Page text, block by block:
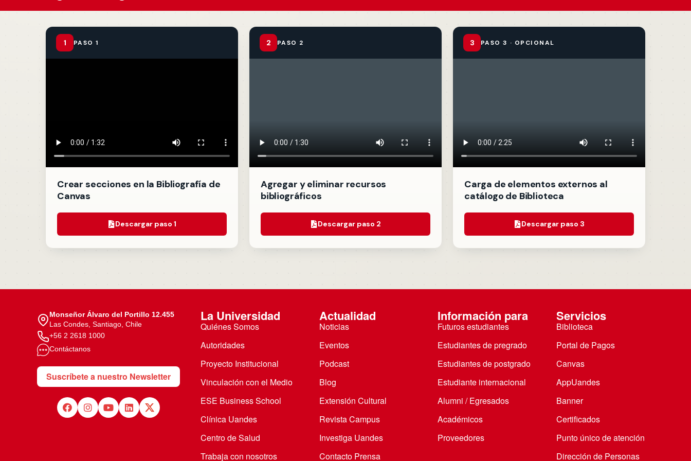
1 PASO 1
Crear secciones en la Bibliografía de
Canvas
Descargar paso 1
2 PASO 2
Agregar y eliminar recursos
bibliográficos
Descargar paso 2
3 PASO 3 · OPCIONAL
Carga de elementos externos al
catálogo de Biblioteca
Descargar paso 3
Monseñor Álvaro del Portillo 12.455
Las Condes, Santiago, Chile
+56 2 2618 1000
Contáctanos
Suscríbete a nuestro Newsletter
La Universidad
Quiénes Somos
Autoridades
Proyecto Institucional
Vinculación con el Medio
ESE Business School
Clínica Uandes
Centro de Salud
Trabaja con nosotros
Actualidad
Noticias
Eventos
Podcast
Blog
Extensión Cultural
Revista Campus
Investiga Uandes
Contacto Prensa
Información para
Futuros estudiantes
Estudiantes de pregrado
Estudiantes de postgrado
Estudiante internacional
Alumni / Egresados
Académicos
Proveedores
Servicios
Biblioteca
Portal de Pagos
Canvas
AppUandes
Banner
Certificados
Punto único de atención
Dirección de Personas